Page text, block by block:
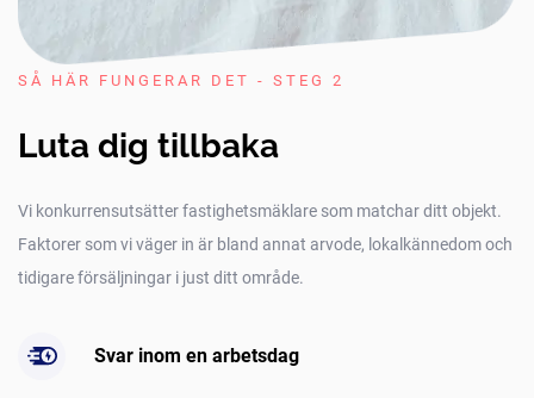
SÅ HÄR FUNGERAR DET - STEG 2
Luta dig tillbaka
Vi konkurrensutsätter fastighetsmäklare som matchar ditt objekt.
Faktorer som vi väger in är bland annat arvode, lokalkännedom och
tidigare försäljningar i just ditt område.
Svar inom en arbetsdag